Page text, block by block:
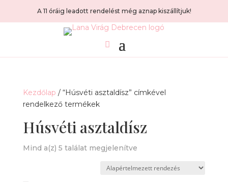
A 11 óráig leadott rendelést még aznap kiszállítjuk!
Kezdőlap / “Húsvéti asztaldísz” címkével
rendelkező termékek
Húsvéti asztaldísz
Mind a(z) 5 találat megjelenítve